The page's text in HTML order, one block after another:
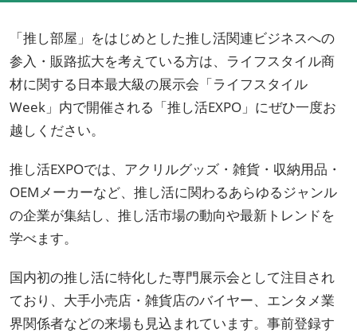
「推し部屋」をはじめとした推し活関連ビジネスへの
参入・販路拡大を考えている方は、ライフスタイル商
材に関する日本最大級の展示会「ライフスタイル
Week」内で開催される「推し活EXPO」にぜひ一度お
越しください。
推し活EXPOでは、アクリルグッズ・雑貨・収納用品・
OEMメーカーなど、推し活に関わるあらゆるジャンル
の企業が集結し、推し活市場の動向や最新トレンドを
学べます。
国内初の推し活に特化した専門展示会として注目され
ており、大手小売店・雑貨店のバイヤー、エンタメ業
界関係者などの来場も見込まれています。事前登録す